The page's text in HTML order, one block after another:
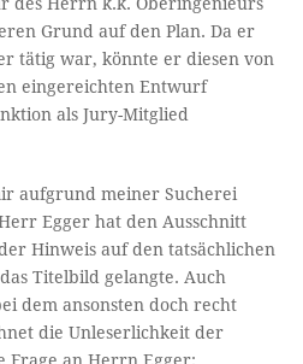
Grund auf den Plan. Da er
tätig war, könnte er diesen von
eingereichten Entwurf
als Jury-Mitglied
aufgrund meiner Sucherei
Egger hat den Ausschnitt
Hinweis auf den tatsächlichen
Titelbild gelangte. Auch
dem ansonsten doch recht
die Unleserlichkeit der
Frage an Herrn Egger: